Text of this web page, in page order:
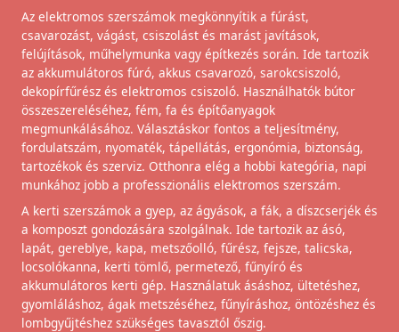
Az elektromos szerszámok megkönnyítik a fúrást,
csavarozást, vágást, csiszolást és marást javítások,
felújítások, műhelymunka vagy építkezés során. Ide tartozik
az akkumulátoros fúró, akkus csavarozó, sarokcsiszoló,
dekopírfűrész és elektromos csiszoló. Használhatók bútor
összeszereléséhez, fém, fa és építőanyagok
megmunkálásához. Választáskor fontos a teljesítmény,
fordulatszám, nyomaték, tápellátás, ergonómia, biztonság,
tartozékok és szerviz. Otthonra elég a hobbi kategória, napi
munkához jobb a professzionális elektromos szerszám.
A kerti szerszámok a gyep, az ágyások, a fák, a díszcserjék és
a komposzt gondozására szolgálnak. Ide tartozik az ásó,
lapát, gereblye, kapa, metszőolló, fűrész, fejsze, talicska,
locsolókanna, kerti tömlő, permetező, fűnyíró és
akkumulátoros kerti gép. Használatuk ásáshoz, ültetéshez,
gyomláláshoz, ágak metszéséhez, fűnyíráshoz, öntözéshez és
lombgyűjtéshez szükséges tavasztól őszig.